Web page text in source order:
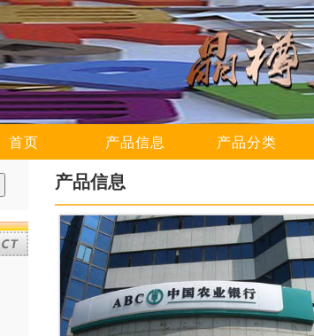
首页 产品信息 产品分类
产品信息